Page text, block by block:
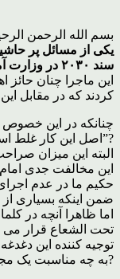
بسم الله الرحمن
سند ۲۰۳۰ در وزارت آموزش و پرورش است.
این ماجرا چنان
کردند که در مقابل
چنانکه در این خصوص
?”اصل این کار غلط
البته این میزان
حکیم ما در عدم
ضمن اینکه بسیاری
اما ظاهرا آنچه در
تحت الشعاع قرار می
توجیه کننده این
?به چه مناسبت یک